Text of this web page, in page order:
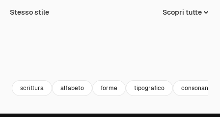
Stesso stile Scopri tutte
scrittura alfabeto forme tipografico consonante